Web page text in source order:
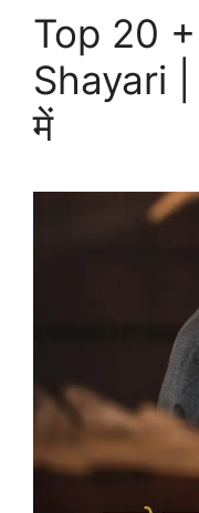
Top 20
Shayari |
में